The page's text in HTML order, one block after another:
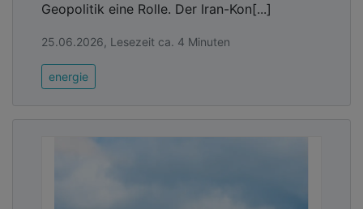
Geopolitik eine Rolle. Der Iran-Kon[...]
25.06.2026, Lesezeit ca. 4 Minuten
energie